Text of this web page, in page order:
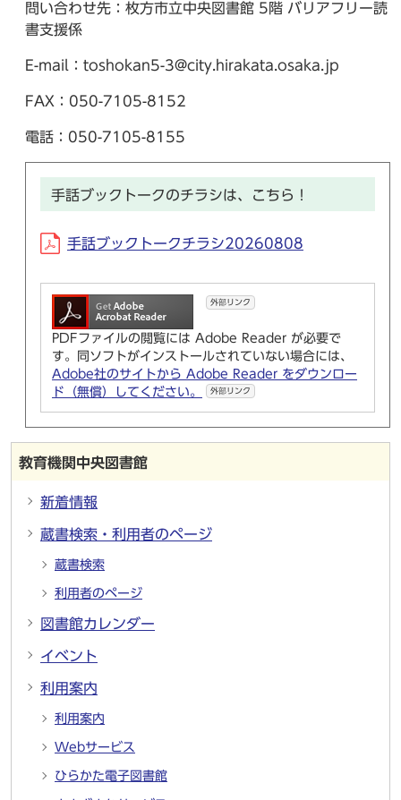
問い合わせ先：枚方市立中央図書館 5階 バリアフリー読
書支援係
E-mail：toshokan5-3@city.hirakata.osaka.jp
FAX：050-7105-8152
電話：050-7105-8155
手話ブックトークのチラシは、こちら！
手話ブックトークチラシ20260808
外部リンク
PDFファイルの閲覧には Adobe Reader が必要で
す。同ソフトがインストールされていない場合には、
Adobe社のサイトから Adobe Reader をダウンロー
ド（無償）してください。
外部リンク
教育機関中央図書館
新着情報
蔵書検索・利用者のページ
蔵書検索
利用者のページ
図書館カレンダー
イベント
利用案内
利用案内
Webサービス
ひらかた電子図書館